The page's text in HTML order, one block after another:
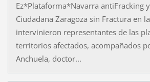
Ez*Plataforma*Navarra antiFracking
Ciudadana Zaragoza sin Fractura en
intervinieron representantes de las
territorios afectados, acompañados
Anchuela, doctor...